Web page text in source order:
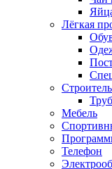
Лёгкая
Мебель
Телефон